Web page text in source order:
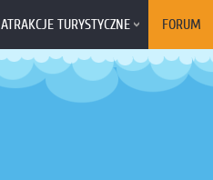
ATRAKCJE TURYSTYCZNE FORUM